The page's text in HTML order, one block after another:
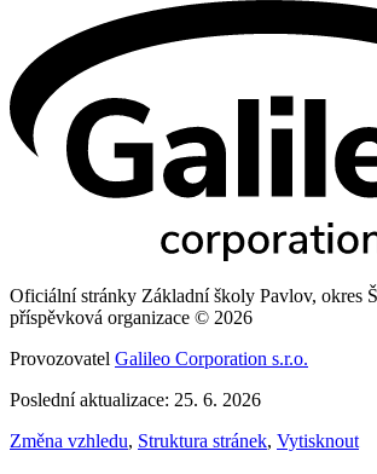
Oficiální stránky Základní školy Pavlov, okres
příspěvková organizace © 2026
Provozovatel Galileo Corporation s.r.o.
Poslední aktualizace: 25. 6. 2026
Změna vzhledu, Struktura stránek, Vytisknout